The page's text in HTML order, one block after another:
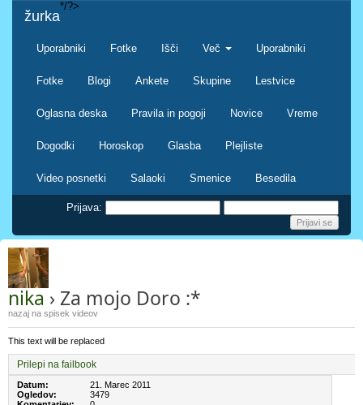
žurka
Uporabniki Fotke Išči Več Uporabniki
Fotke Blogi Ankete Skupine Lestvice
Oglasna deska Pravila in pogoji Novice Vreme
Dogodki Horoskop Glasba Plejliste
Video posnetki Salaoki Smenice Besedila
*/?>
Prijava:
nika › Za mojo Doro :*
nazaj na spisek videov
This text will be replaced
Prilepi na failbook
Datum:
21. Marec 2011
Ogledov:
3479